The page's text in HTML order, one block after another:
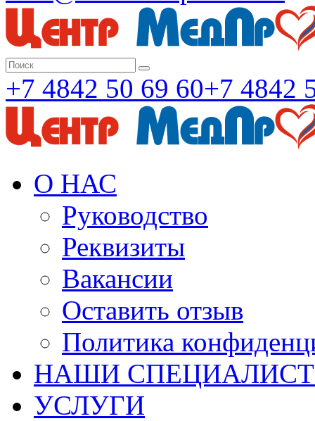
+7 4842 50 69 60+7 4842
О НАС
Руководство
Реквизиты
Вакансии
Оставить отзыв
Политика
НАШИ
УСЛУГИ